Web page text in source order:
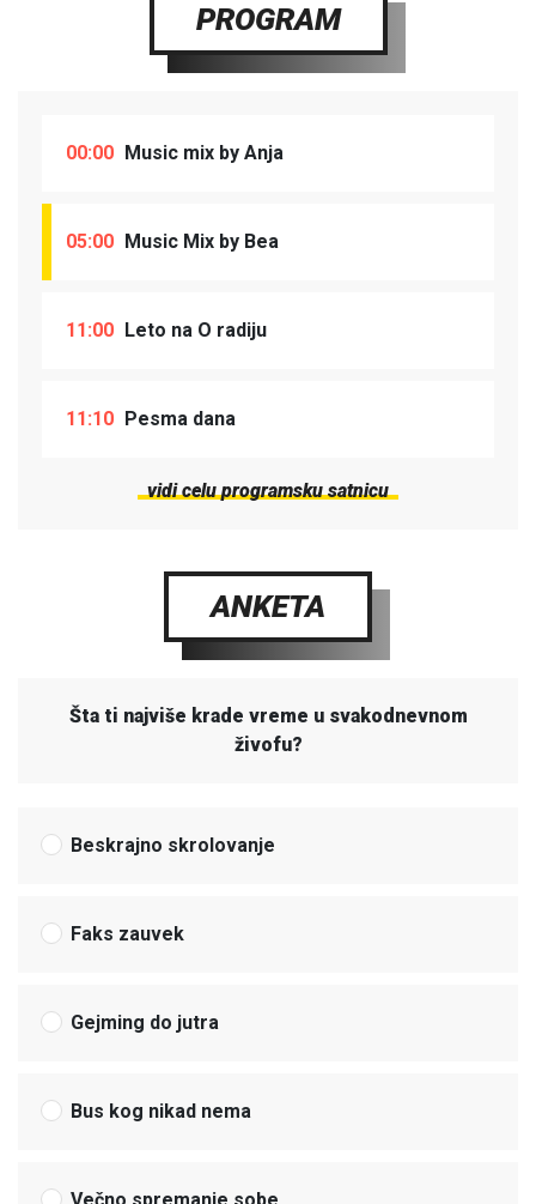
PROGRAM
00:00 Music mix by Anja
05:00 Music Mix by Bea
11:00 Leto na O radiju
11:10 Pesma dana
vidi celu programsku satnicu
ANKETA
Šta ti najviše krade vreme u svakodnevnom
živofu?
Beskrajno skrolovanje
Faks zauvek
Gejming do jutra
Bus kog nikad nema